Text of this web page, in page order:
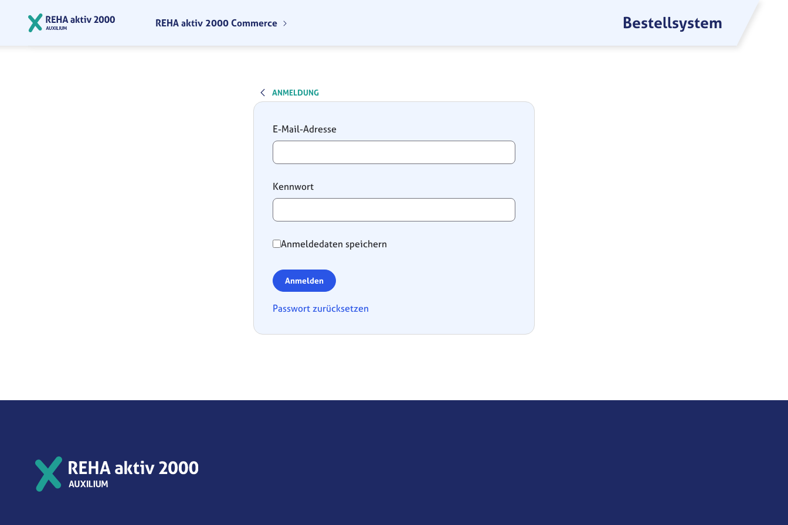
REHA aktiv 2000 Commerce Bestellsystem
ANMELDUNG
Anmeldung
E-Mail-Adresse
Kennwort
Anmeldedaten speichern
Anmelden
Passwort zurücksetzen